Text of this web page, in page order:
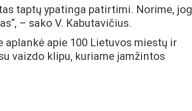
taptų ypatinga patirtimi. Norime, jog
– sako V. Kabutavičius.
aplankė apie 100 Lietuvos miestų ir
vaizdo klipu, kuriame įamžintos